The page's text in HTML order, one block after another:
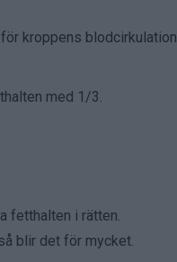
kroppens blodcirkulation.
med 1/3.
fetthalten i rätten.
blir det för mycket.